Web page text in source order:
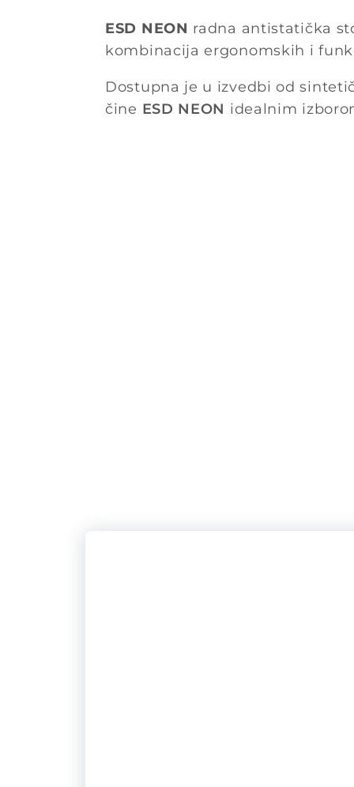
ESD NEON radna antistatička
kombinacija ergonomskih i
Dostupna je u izvedbi od
čine ESD NEON idealnim